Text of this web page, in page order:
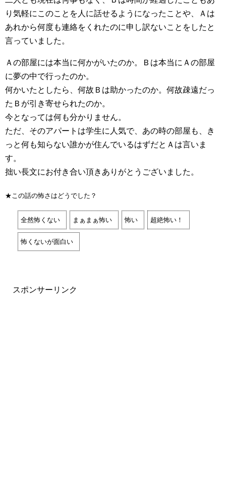
り気軽にこのことを人に話せるようになったことや、Ａは
あれから何度も連絡をくれたのに申し訳ないことをしたと
言っていました。
Ａの部屋には本当に何かがいたのか。Ｂは本当にＡの部屋
に夢の中で行ったのか。
何かいたとしたら、何故Ｂは助かったのか。何故疎遠だっ
たＢが引き寄せられたのか。
今となっては何も分かりません。
ただ、そのアパートは学生に人気で、あの時の部屋も、き
っと何も知らない誰かが住んでいるはずだとＡは言いま
す。
拙い長文にお付き合い頂きありがとうございました。
★この話の怖さはどうでした？
全然怖くない まぁまぁ怖い 怖い 超絶怖い！
怖くないが面白い
スポンサーリンク